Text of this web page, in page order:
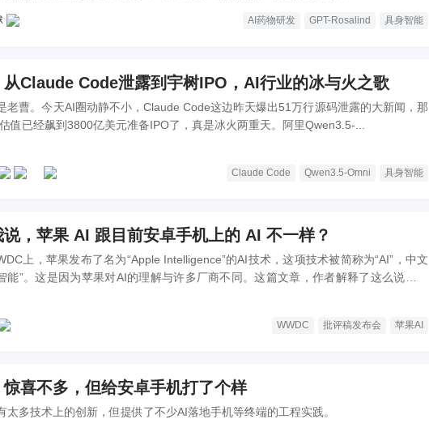
AI药物研发 GPT-Rosalind 具身智能
从Claude Code泄露到宇树IPO，AI行业的冰与火之歌
老曹。今天AI圈动静不小，Claude Code这边昨天爆出51万行源码泄露的大新闻，那
值已经飙到3800亿美元准备IPO了，真是冰火两重天。阿里Qwen3.5-...
Claude Code Qwen3.5-Omni 具身智能
说，苹果 AI 跟目前安卓手机上的 AI 不一样？
上，苹果发布了名为“Apple Intelligence”的AI技术，这项技术被简称为“AI”，中文
能”。这是因为苹果对AI的理解与许多厂商不同。这篇文章，作者解释了这么说的原
WWDC 批评稿发布会 苹果AI
喜不多，但给安卓手机打了个样
太多技术上的创新，但提供了不少AI落地手机等终端的工程实践。‍